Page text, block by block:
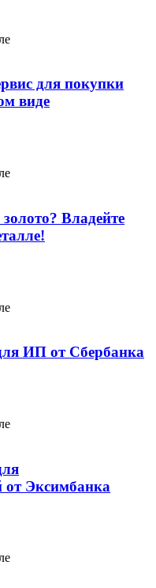
для покупки
виде
Владейте
ИП от Сбербанка
от Эксимбанка